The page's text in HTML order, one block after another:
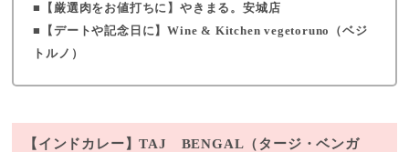
【厳選肉をお値打ちに】やきまる。安城店
【デートや記念日に】Wine & Kitchen vegetoruno（ベジ
トルノ）
【インドカレー】TAJ BENGAL（タージ・ベンガ